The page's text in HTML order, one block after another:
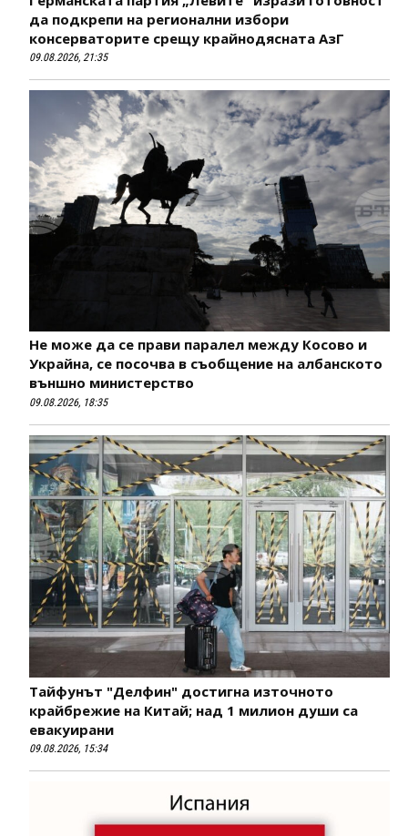
да подкрепи на регионални избори
консерваторите срещу крайнодясната АзГ
09.08.2026, 21:35
Не може да се прави паралел между Косово и
Украйна, се посочва в съобщение на албанското
външно министерство
09.08.2026, 18:35
Тайфунът "Делфин" достигна източното
крайбрежие на Китай; над 1 милион души са
евакуирани
09.08.2026, 15:34